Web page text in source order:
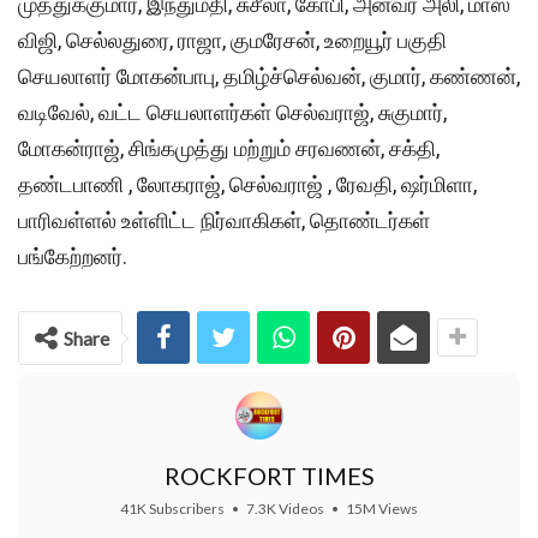
விஜி, செல்லதுரை, ராஜா, குமரேசன், உறையூர் பகுதி
செயலாளர் மோகன்பாபு, தமிழ்ச்செல்வன், குமார், கண்ணன்,
வடிவேல், வட்ட செயலாளர்கள் செல்வராஜ், சுகுமார்,
மோகன்ராஜ், சிங்கமுத்து மற்றும் சரவணன், சக்தி,
தண்டபாணி , லோகராஜ், செல்வராஜ் , ரேவதி, ஷர்மிளா,
பாரிவள்ளல் உள்ளிட்ட நிர்வாகிகள், தொண்டர்கள்
பங்கேற்றனர்.
Share
ROCKFORT TIMES
41K Subscribers • 7.3K Videos • 15M Views